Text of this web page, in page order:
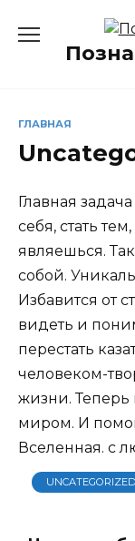
содержанию
ГЛАВНАЯ
Главная
себя, стать
являешься.
собой.
Избавится от
видеть и
перестать
человеком-
жизни. Теперь
миром. И
Вселенная. с
UNCATEGORIZED